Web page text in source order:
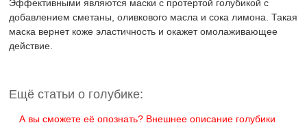
Эффективными являются маски с протертой голубикой с
добавлением сметаны, оливкового масла и сока лимона. Такая
маска вернет коже эластичность и окажет омолаживающее
действие.
Ещё статьи о голубике:
А вы сможете её опознать? Внешнее описание голубики